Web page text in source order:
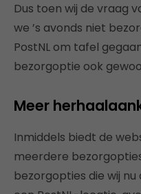
Dus toen wij de vraag
we ’s avonds niet
PostNL om tafel
bezorgoptie ook
Meer
Inmiddels biedt de
meerdere
bezorgopties die wij